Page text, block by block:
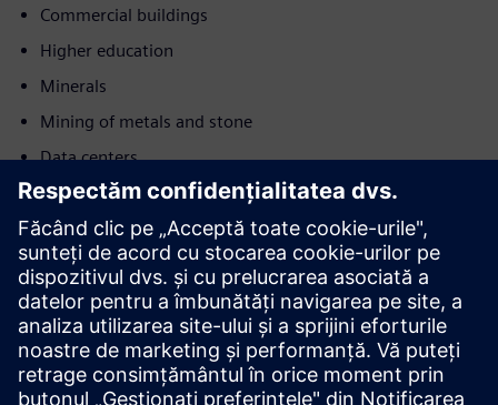
Commercial buildings
Higher education
Minerals
Mining of metals and stone
Data centers
Mișcare
Build
Extinde sau construiește pe un produs/soluție Siemens
Xcelerator prin crearea unui produs nou sau creează o nouă
soluție pentru clienți prin integrarea produsului Siemens
Xcelerator și a produsului propriu